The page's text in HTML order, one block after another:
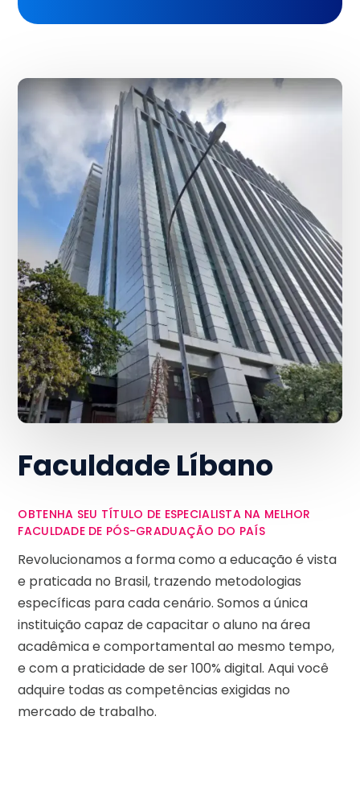
Faculdade Líbano
OBTENHA SEU TÍTULO DE ESPECIALISTA NA MELHOR
FACULDADE DE PÓS-GRADUAÇÃO DO PAÍS
Revolucionamos a forma como a educação é vista
e praticada no Brasil, trazendo metodologias
específicas para cada cenário. Somos a única
instituição capaz de capacitar o aluno na área
acadêmica e comportamental ao mesmo tempo,
e com a praticidade de ser 100% digital. Aqui você
adquire todas as competências exigidas no
mercado de trabalho.